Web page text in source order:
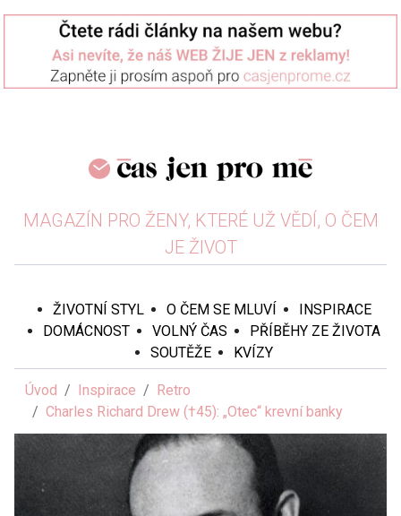
MAGAZÍN PRO ŽENY, KTERÉ UŽ VĚDÍ, O ČEM
JE ŽIVOT
ŽIVOTNÍ STYL O ČEM SE MLUVÍ
INSPIRACE
DOMÁCNOST
VOLNÝ ČAS
PŘÍBĚHY ZE ŽIVOTA
SOUTĚŽE
KVÍZY
Úvod Inspirace
Retro
Charles Richard Drew (†45): „Otec“ krevní banky